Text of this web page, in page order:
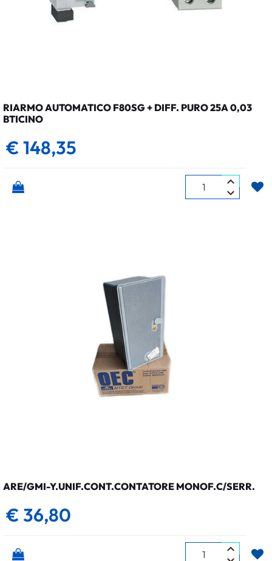
RIARMO AUTOMATICO F80SG + DIFF. PURO 25A 0,03
BTICINO
€ 148,35
Quantità
ARE/GMI-Y.UNIF.CONT.CONTATORE MONOF.C/SERR.
€ 36,80
Quantità